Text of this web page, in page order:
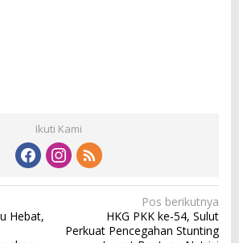
Ikuti Kami
Hebat,
Pos berikutnya
HKG PKK ke-54, Sulut
Perkuat Pencegahan Stunting